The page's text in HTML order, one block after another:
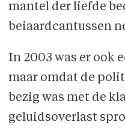
mantel der liefde
beiaardcantussen
In 2003 was er ook
maar omdat de
bezig was met de
geluidsoverlast